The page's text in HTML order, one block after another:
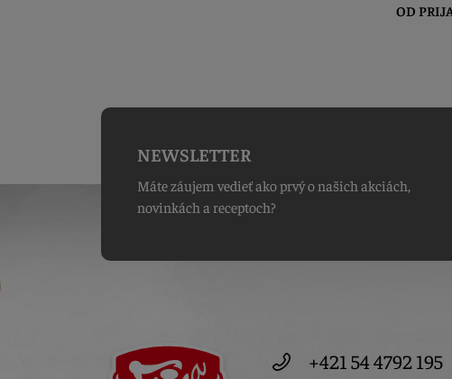
OD
NEWSLETTER
Máte záujem vedieť ako prvý o našich akciách,
novinkách a receptoch?
+421 54 4792 195